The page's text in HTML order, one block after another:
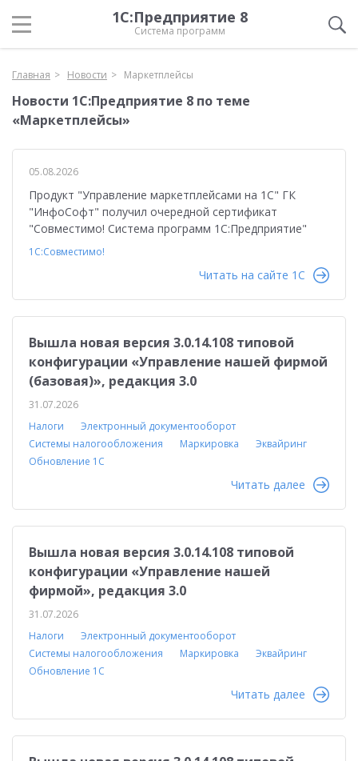
1С:Предприятие 8
Система программ
Главная Новости Маркетплейсы
Новости 1С:Предприятие 8 по теме
«Маркетплейсы»
05.08.2026
Продукт "Управление маркетплейсами на 1С" ГК
"ИнфоСофт" получил очередной сертификат
"Совместимо! Система программ 1С:Предприятие"
1С:Совместимо!
Читать на сайте 1C
Вышла новая версия 3.0.14.108 типовой
конфигурации «Управление нашей фирмой
(базовая)», редакция 3.0
31.07.2026
Налоги
Электронный документооборот
Системы налогообложения
Маркировка
Эквайринг
Обновление 1С
Читать далее
Вышла новая версия 3.0.14.108 типовой
конфигурации «Управление нашей
фирмой», редакция 3.0
31.07.2026
Налоги
Электронный документооборот
Системы налогообложения
Маркировка
Эквайринг
Обновление 1С
Читать далее